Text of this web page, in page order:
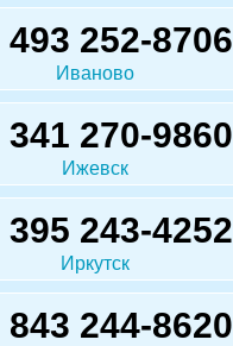
493 252-8706
Иваново
341 270-9860
Ижевск
395 243-4252
Иркутск
843 244-8620